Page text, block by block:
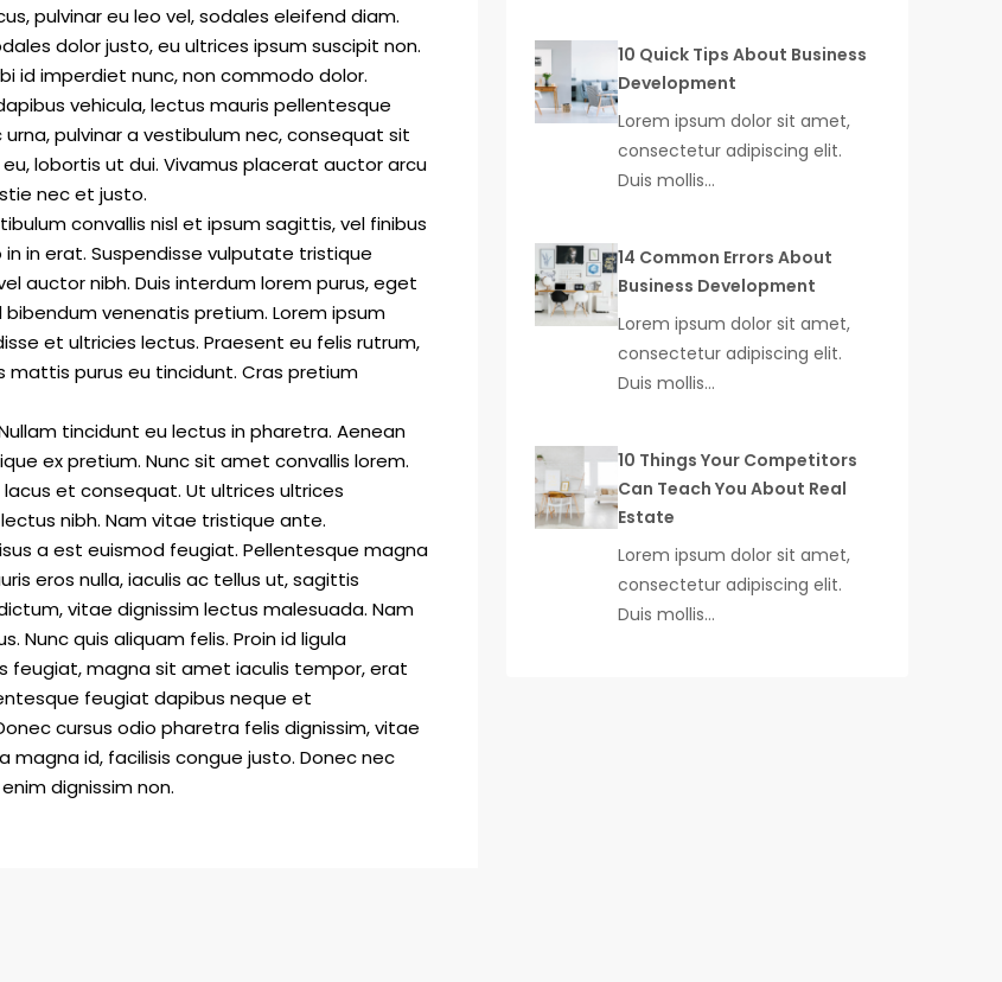
pulvinar eu leo vel, sodales eleifend diam.
dolor justo, eu ultrices ipsum suscipit non.
id imperdiet nunc, non commodo dolor.
vehicula, lectus mauris pellentesque
pulvinar a vestibulum nec, consequat sit
lobortis ut dui. Vivamus placerat auctor arcu
nec et justo.
convallis nisl et ipsum sagittis, vel finibus
in erat. Suspendisse vulputate tristique
auctor nibh. Duis interdum lorem purus, eget
venenatis pretium. Lorem ipsum
et ultricies lectus. Praesent eu felis rutrum,
mattis purus eu tincidunt. Cras pretium
tincidunt eu lectus in pharetra. Aenean
ex pretium. Nunc sit amet convallis lorem.
et consequat. Ut ultrices ultrices
nibh. Nam vitae tristique ante.
a est euismod feugiat. Pellentesque magna
eros nulla, iaculis ac tellus ut, sagittis
vitae dignissim lectus malesuada. Nam
Nunc quis aliquam felis. Proin id ligula
feugiat, magna sit amet iaculis tempor, erat
feugiat dapibus neque et
cursus odio pharetra felis dignissim, vitae
magna id, facilisis congue justo. Donec nec
dignissim non.
10 Quick Tips About Business
Development
Lorem ipsum dolor sit amet,
consectetur adipiscing elit.
Duis mollis…
14 Common Errors About
Business Development
Lorem ipsum dolor sit amet,
consectetur adipiscing elit.
Duis mollis…
10 Things Your Competitors
Can Teach You About Real
Estate
Lorem ipsum dolor sit amet,
consectetur adipiscing elit.
Duis mollis…